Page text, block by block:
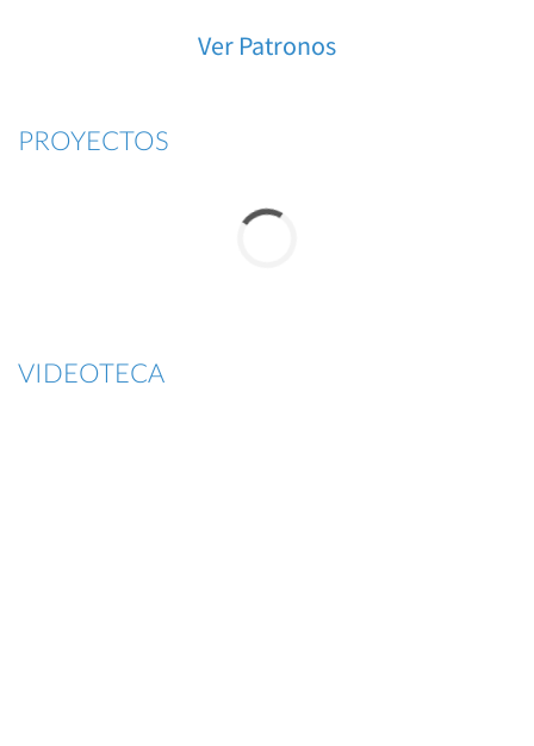
Ver Patronos
PROYECTOS
VIDEOTECA